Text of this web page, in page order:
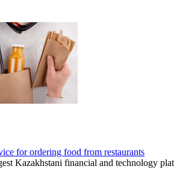
for ordering food from restaurants
Kazakhstani financial and technology